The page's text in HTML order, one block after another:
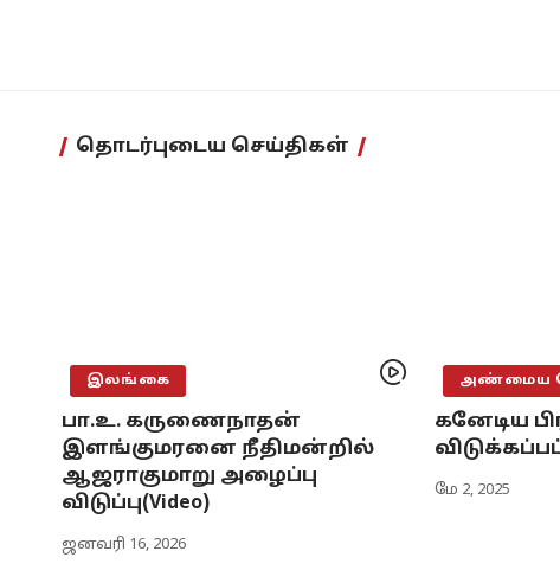
தொடர்புடைய செய்திகள்
இலங்கை
பா.உ. கருணைநாதன்
இளங்குமரனை நீதிமன்றில்
ஆஜராகுமாறு அழைப்பு
விடுப்பு(Video)
ஜனவரி 16, 2026
அண்மைய
கனேடிய
மே 2, 2025